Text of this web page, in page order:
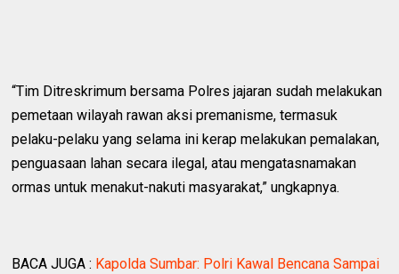
“Tim Ditreskrimum bersama Polres jajaran sudah melakukan
pemetaan wilayah rawan aksi premanisme, termasuk
pelaku-pelaku yang selama ini kerap melakukan pemalakan,
penguasaan lahan secara ilegal, atau mengatasnamakan
ormas untuk menakut-nakuti masyarakat,” ungkapnya.
BACA JUGA : Kapolda Sumbar: Polri Kawal Bencana Sampai